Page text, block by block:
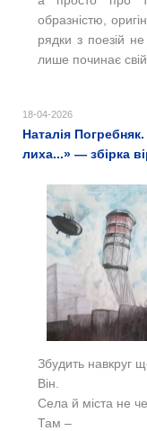
образністю,
рядки з поезій
лише починає
18-04-2026
Наталія
лиха...» — збірка
Збудить навкруг
Він.
Села й міста не
Там –